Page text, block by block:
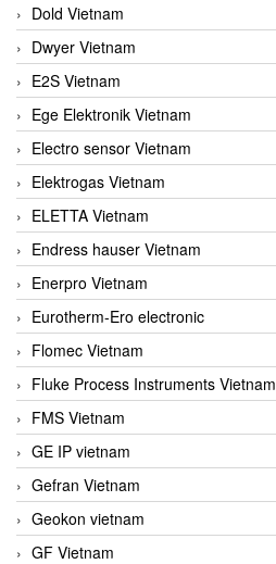
Dold Vietnam
Dwyer Vietnam
E2S Vietnam
Ege Elektronik Vietnam
Electro sensor Vietnam
Elektrogas Vietnam
ELETTA Vietnam
Endress hauser Vietnam
Enerpro Vietnam
Eurotherm-Ero electronic
Flomec Vietnam
Fluke Process Instruments Vietnam
FMS Vietnam
GE IP vietnam
Gefran Vietnam
Geokon vietnam
GF Vietnam